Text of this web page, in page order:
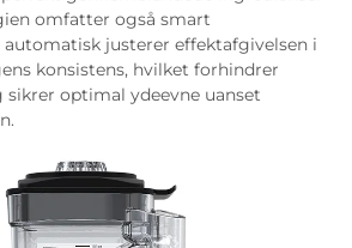
omfatter også smart
automatisk justerer effektafgivelsen i
konsistens, hvilket forhindrer
optimal ydeevne uanset